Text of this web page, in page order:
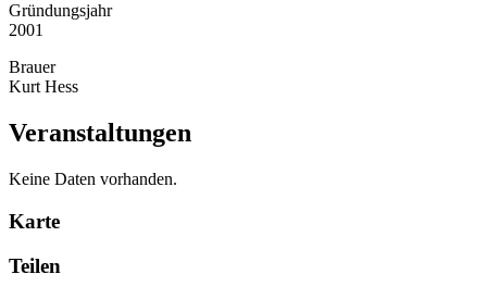
Gründungsjahr
2001
Brauer
Kurt Hess
Veranstaltungen
Keine Daten vorhanden.
Karte
Teilen